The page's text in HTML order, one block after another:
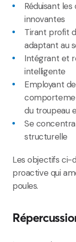
Réduisant
innovantes
Tirant profit
adaptant au
Intégrant et
intelligente
Employant
du troupeau
Se
structurelle
Les objectifs ci-
proactive qui
poules.